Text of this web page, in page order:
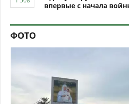
впервые с начала
ФОТО